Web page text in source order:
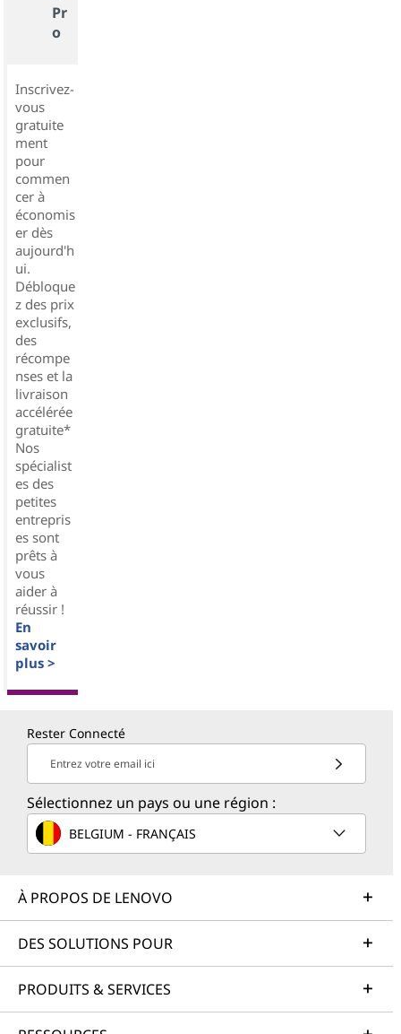
Pr
o
Inscrivez-
vous
gratuite
ment
pour
commen
cer à
économis
er dès
aujourd'h
ui.
Débloque
z des prix
exclusifs,
des
récompe
nses et la
livraison
accélérée
gratuite*
Nos
spécialist
es des
petites
entrepris
es sont
prêts à
vous
aider à
réussir !
En
savoir
plus >
Rester Connecté
Entrez votre email ici
Sélectionnez un pays ou une région :
BELGIUM - FRANÇAIS
À PROPOS DE LENOVO
DES SOLUTIONS POUR
PRODUITS & SERVICES